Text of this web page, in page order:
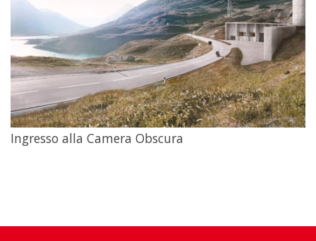
Ingresso alla Camera Obscura